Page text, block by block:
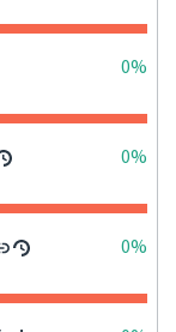
0%
0%
0%